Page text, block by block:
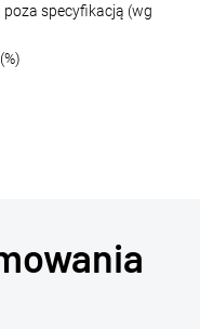
specyfikacją (wg